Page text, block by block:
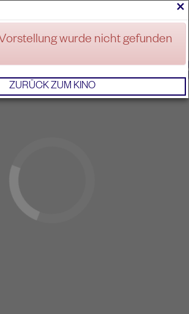
ANMELDEN
×
wurde nicht gefunden
ZURÜCK ZUM KINO